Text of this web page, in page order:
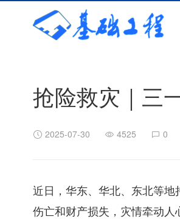
抢险救灾｜三
2025-07-30 4525 0
近日，华东、华北、东北等
伤亡和财产损失，灾情牵动人